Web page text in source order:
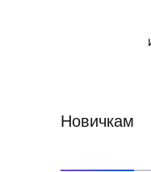
Новичкам